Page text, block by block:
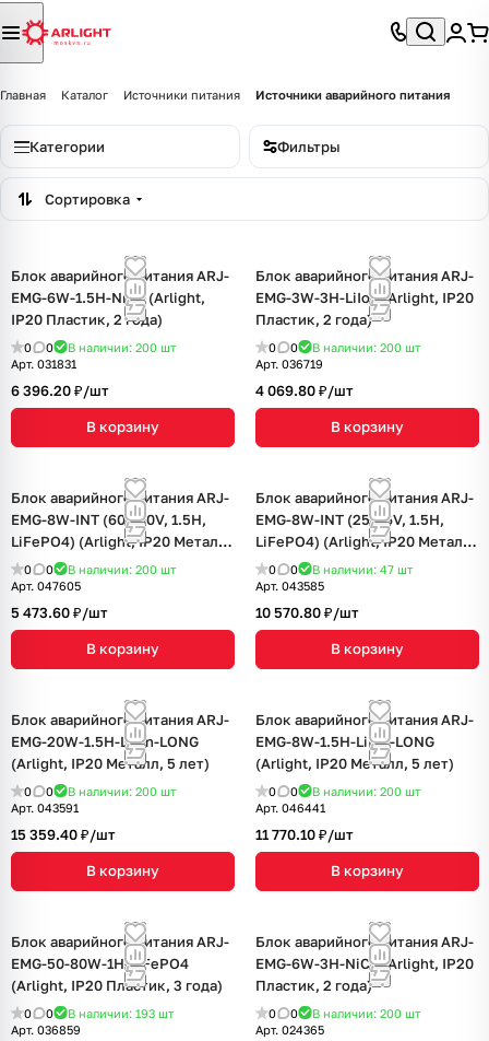
Главная Каталог Источники питания Источники аварийного питания
Категории Фильтры
Сортировка
Блок аварийного питания ARJ-
EMG-6W-1.5H-NiCd (Arlight,
IP20 Пластик, 2 года)
0 0 В наличии: 200 шт
Арт. 031831
6 396.20 ₽/шт
В корзину
Блок аварийного питания ARJ-
EMG-3W-3H-LiIon (Arlight, IP20
Пластик, 2 года)
0 0 В наличии: 200 шт
Арт. 036719
4 069.80 ₽/шт
В корзину
Блок аварийного питания ARJ-
EMG-8W-INT (60-180V, 1.5H,
LiFePO4) (Arlight, IP20 Металл,
5 лет)
0 0 В наличии: 200 шт
Арт. 047605
5 473.60 ₽/шт
В корзину
Блок аварийного питания ARJ-
EMG-8W-INT (25-56V, 1.5H,
LiFePO4) (Arlight, IP20 Металл,
5 лет)
0 0 В наличии: 47 шт
Арт. 043585
10 570.80 ₽/шт
В корзину
Блок аварийного питания ARJ-
EMG-20W-1.5H-LiIon-LONG
(Arlight, IP20 Металл, 5 лет)
0 0 В наличии: 200 шт
Арт. 043591
15 359.40 ₽/шт
В корзину
Блок аварийного питания ARJ-
EMG-8W-1.5H-LiIon-LONG
(Arlight, IP20 Металл, 5 лет)
0 0 В наличии: 200 шт
Арт. 046441
11 770.10 ₽/шт
В корзину
Блок аварийного питания ARJ-
EMG-50-80W-1H-LiFePO4
(Arlight, IP20 Пластик, 3 года)
0 0 В наличии: 193 шт
Арт. 036859
Блок аварийного питания ARJ-
EMG-6W-3H-NiCd (Arlight, IP20
Пластик, 2 года)
0 0 В наличии: 200 шт
Арт. 024365